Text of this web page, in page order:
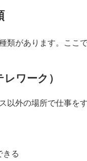
類があります。ここ
ワーク）
以外の場所で仕事を
る